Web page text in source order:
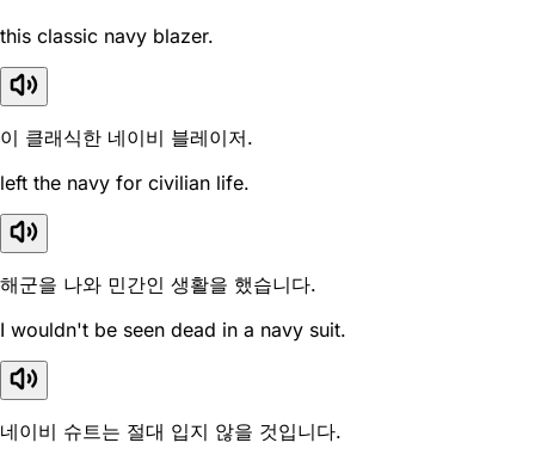
this classic navy blazer.
이 클래식한 네이비 블레이저.
left the navy for civilian life.
해군을 나와 민간인 생활을 했습니다.
I wouldn't be seen dead in a navy suit.
네이비 슈트는 절대 입지 않을 것입니다.